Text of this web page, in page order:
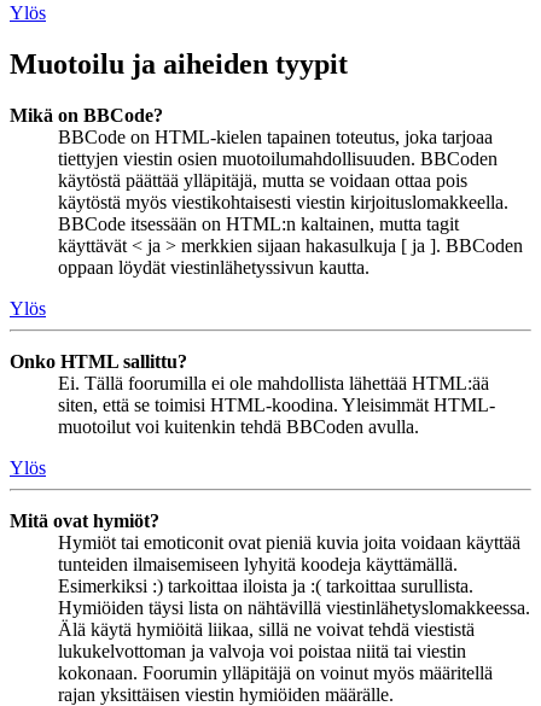
Ylös
Muotoilu ja aiheiden tyypit
Mikä on BBCode?
BBCode on HTML-kielen tapainen toteutus, joka tarjoaa
tiettyjen viestin osien muotoilumahdollisuuden. BBCoden
käytöstä päättää ylläpitäjä, mutta se voidaan ottaa pois
käytöstä myös viestikohtaisesti viestin kirjoituslomakkeella.
BBCode itsessään on HTML:n kaltainen, mutta tagit
käyttävät < ja > merkkien sijaan hakasulkuja [ ja ]. BBCoden
oppaan löydät viestinlähetyssivun kautta.
Ylös
Onko HTML sallittu?
Ei. Tällä foorumilla ei ole mahdollista lähettää HTML:ää
siten, että se toimisi HTML-koodina. Yleisimmät HTML-
muotoilut voi kuitenkin tehdä BBCoden avulla.
Ylös
Mitä ovat hymiöt?
Hymiöt tai emoticonit ovat pieniä kuvia joita voidaan käyttää
tunteiden ilmaisemiseen lyhyitä koodeja käyttämällä.
Esimerkiksi :) tarkoittaa iloista ja :( tarkoittaa surullista.
Hymiöiden täysi lista on nähtävillä viestinlähetyslomakkeessa.
Älä käytä hymiöitä liikaa, sillä ne voivat tehdä viestistä
lukukelvottoman ja valvoja voi poistaa niitä tai viestin
kokonaan. Foorumin ylläpitäjä on voinut myös määritellä
rajan yksittäisen viestin hymiöiden määrälle.